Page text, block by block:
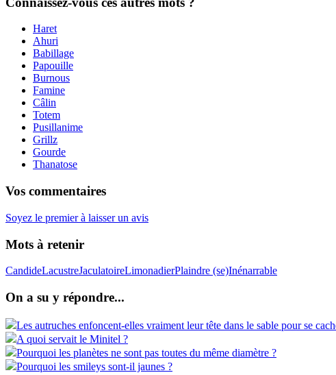
Haret
Ahuri
Babillage
Papouille
Burnous
Famine
Câlin
Totem
Pusillanime
Grillz
Gourde
Thanatose
Vos commentaires
Soyez le premier à laisser un avis
Mots à retenir
CandideLacustreJaculatoireLimonadierPlaindre (se)Inénarrable
On a su y répondre...
Les autruches enfoncent-elles vraiment leur tête dans le sable pour se
A quoi servait le Minitel ?
Pourquoi les planètes ne sont pas toutes du même diamètre ?
Pourquoi les smileys sont-il jaunes ?